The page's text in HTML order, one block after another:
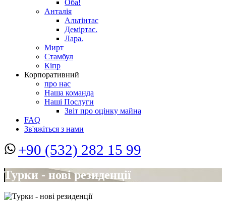
Оба!
Анталія
Альтінтас
Деміртас.
Лара.
Мирт
Стамбул
Кіпр
Корпоративний
про нас
Наша команда
Наші Послуги
Звіт про оцінку майна
FAQ
Зв'яжіться з нами
+90 (532) 282 15 99
Турки - нові резиденції